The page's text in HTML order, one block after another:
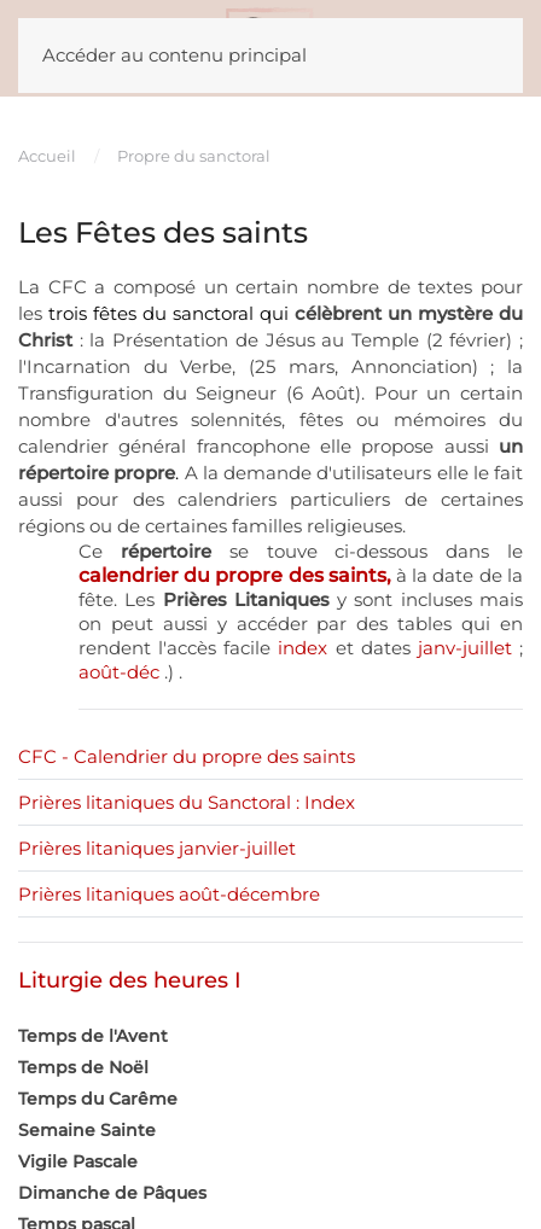
Accéder au contenu principal
top up pake gopay
Accueil Propre du sanctoral
Les Fêtes des saints
La CFC a composé un certain nombre de textes pour
les trois fêtes du sanctoral qui célèbrent un mystère du
Christ: la Présentation de Jésus au Temple (2 février) ;
l'Incarnation du Verbe, (25 mars, Annonciation) ; la
Transfiguration du Seigneur (6 Août). Pour un certain
nombre d'autres solennités, fêtes ou mémoires du
calendrier général francophone elle propose aussi un
répertoire propre. A la demande d'utilisateurs elle le fait
aussi pour des calendriers particuliers de certaines
régions ou de certaines familles religieuses.
Ce répertoirese touve ci-dessous dans le
calendrier du propre dessaints,à la date de la
fête. Les Prières Litaniquesy sont incluses mais
on peut aussi y accéder par des tables qui en
rendent l'accès facile index et dates janv-juillet;
août-déc .) .
CFC - Calendrier du propre des saints
Prières litaniques du Sanctoral : Index
Prières litaniques janvier-juillet
Prières litaniques août-décembre
Liturgie des heures I
Temps de l'Avent
Temps de Noël
Temps du Carême
Semaine Sainte
Vigile Pascale
Dimanche de Pâques
Temps pascal